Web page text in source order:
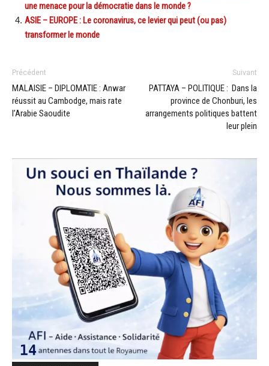
une menace pour la démocratie dans le monde ?
ASIE – EUROPE : Le coronavirus, ce levier qui peut (ou pas)
transformer le monde
Précédent
MALAISIE – DIPLOMATIE : Anwar
réussit au Cambodge, mais rate
l’Arabie Saoudite
Suivant
PATTAYA – POLITIQUE : Dans la
province de Chonburi, les
arrangements politiques battent
leur plein